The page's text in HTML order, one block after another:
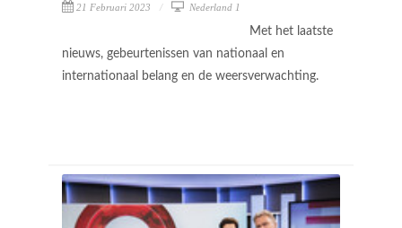
21 Februari 2023 Nederland 1
Met het laatste
nieuws, gebeurtenissen van nationaal en
internationaal belang en de weersverwachting.